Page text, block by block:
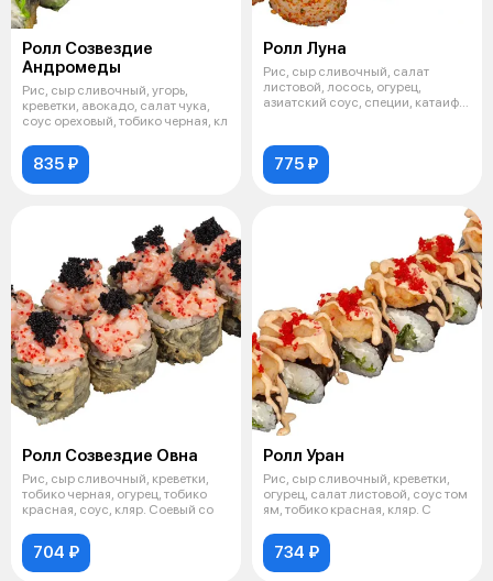
Ролл Созвездие
Андромеды
Рис, сыр сливочный, угорь,
креветки, авокадо, салат чука,
соус ореховый, тобико черная, кл
835 ₽
Ролл Луна
Рис, сыр сливочный, салат
листовой, лосось, огурец,
азиатский соус, специи, катаифи.
775 ₽
Ролл Созвездие Овна
Рис, сыр сливочный, креветки,
тобико черная, огурец, тобико
красная, соус, кляр. Соевый со
704 ₽
Ролл Уран
Рис, сыр сливочный, креветки,
огурец, салат листовой, соус том
ям, тобико красная, кляр. С
734 ₽